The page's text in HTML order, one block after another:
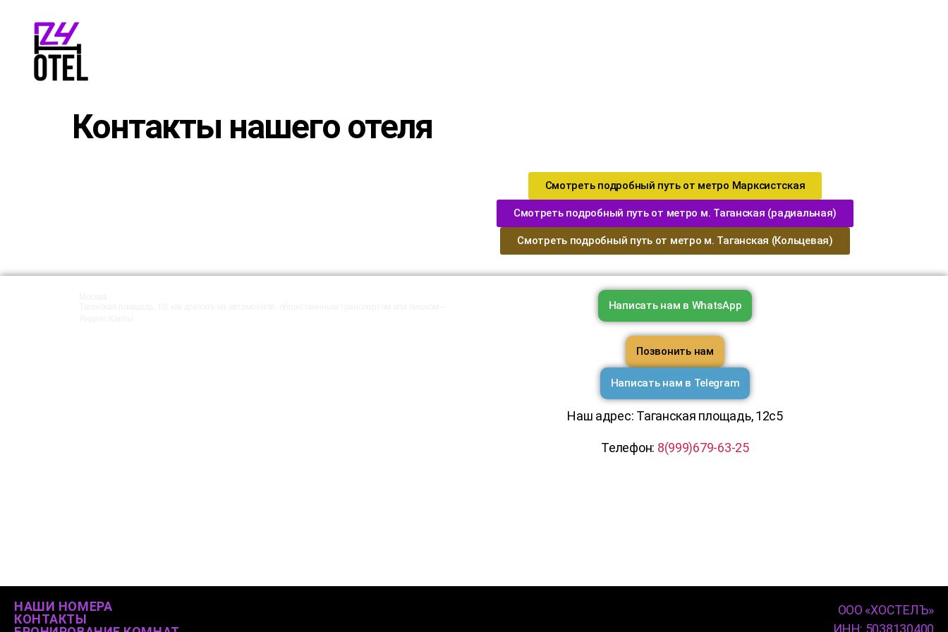
Контакты нашего отеля
Смотреть подробный путь от метро Марксистская
Смотреть подробный путь от метро м. Таганская (радиальная)
Смотреть подробный путь от метро м. Таганская (Кольцевая)
Написать нам в WhatsApp
Позвонить нам
Написать нам в Telegram
Наш адрес: Таганская площадь, 12с5
Телефон: 8(999)679-63-25
НАШИ НОМЕРА
КОНТАКТЫ
ООО «ХОСТЕЛЪ»
ИНН: 5038130400